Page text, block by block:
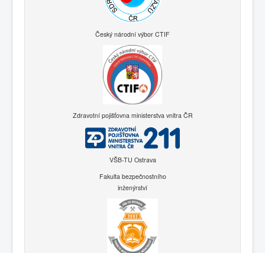
Český národní výbor CTIF
Zdravotní pojišťovna ministerstva vnitra ČR
VŠB-TU Ostrava
Fakulta bezpečnostního
inženýrství